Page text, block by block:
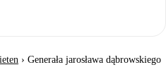
› Generała jarosława dąbrowskiego